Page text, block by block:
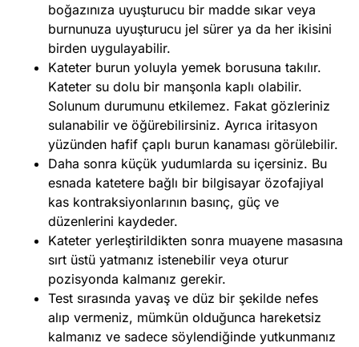
boğazınıza uyuşturucu bir madde sıkar veya
burnunuza uyuşturucu jel sürer ya da her ikisini
birden uygulayabilir.
Kateter burun yoluyla yemek borusuna takılır.
Kateter su dolu bir manşonla kaplı olabilir.
Solunum durumunu etkilemez. Fakat gözleriniz
sulanabilir ve öğürebilirsiniz. Ayrıca iritasyon
yüzünden hafif çaplı burun kanaması görülebilir.
Daha sonra küçük yudumlarda su içersiniz. Bu
esnada katetere bağlı bir bilgisayar özofajiyal
kas kontraksiyonlarının basınç, güç ve
düzenlerini kaydeder.
Kateter yerleştirildikten sonra muayene masasına
sırt üstü yatmanız istenebilir veya oturur
pozisyonda kalmanız gerekir.
Test sırasında yavaş ve düz bir şekilde nefes
alıp vermeniz, mümkün olduğunca hareketsiz
kalmanız ve sadece söylendiğinde yutkunmanız